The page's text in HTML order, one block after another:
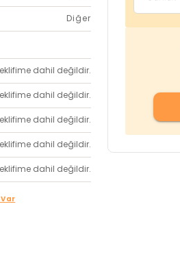
Diğer
dahil değildir.
dahil değildir.
dahil değildir.
dahil değildir.
dahil değildir.